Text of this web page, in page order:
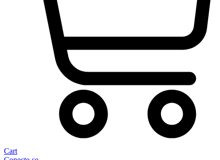
Cart